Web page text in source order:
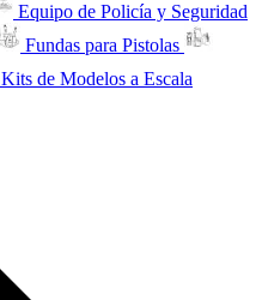
Equipo de Policía y Seguridad
Fundas para Pistolas
Kits de Modelos a Escala